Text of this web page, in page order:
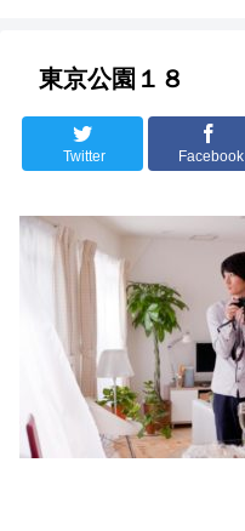
東京公園１８
Twitter Facebook